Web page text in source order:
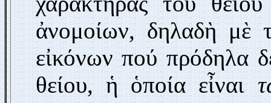
ἀνομοίων, δηλαδὴ μὲ
εἰκόνων πού πρόδηλα
θείου, ἡ ὁποία εἶναι